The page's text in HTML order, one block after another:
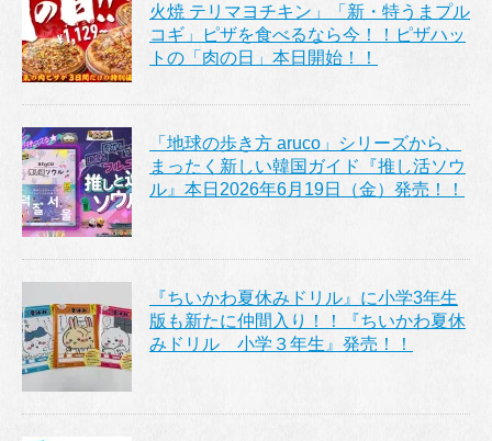
火焼 テリマヨチキン」「新・特うまプル
コギ」ピザを食べるなら今！！ピザハッ
トの「肉の日」本日開始！！
「地球の歩き方 aruco」シリーズから、
まったく新しい韓国ガイド『推し活ソウ
ル』本日2026年6月19日（金）発売！！
『ちいかわ夏休みドリル』に小学3年生
版も新たに仲間入り！！『ちいかわ夏休
みドリル 小学３年生』発売！！